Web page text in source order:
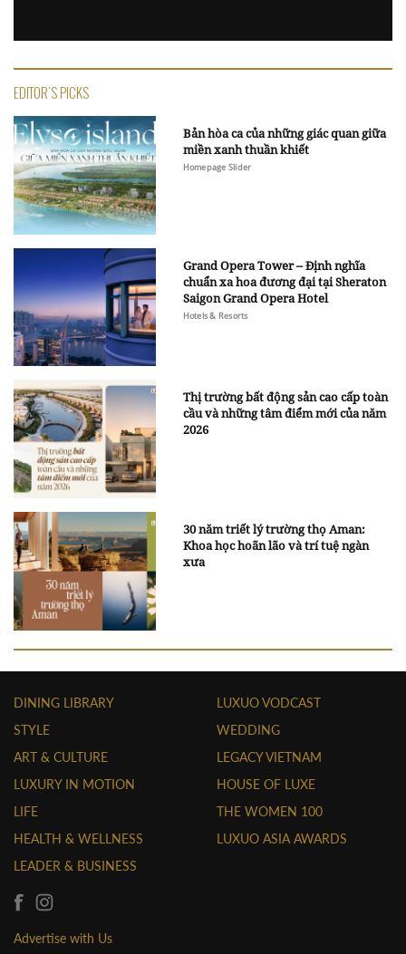
EDITOR'S PICKS
Bản hòa ca của những giác quan giữa
miền xanh thuần khiết
Homepage Slider
Grand Opera Tower – Định nghĩa
chuẩn xa hoa đương đại tại Sheraton
Saigon Grand Opera Hotel
Hotels & Resorts
Thị trường bất động sản cao cấp toàn
cầu và những tâm điểm mới của năm
2026
30 năm triết lý trường thọ Aman:
Khoa học hoãn lão và trí tuệ ngàn
xưa
DINING LIBRARY
STYLE
ART & CULTURE
LUXURY IN MOTION
LIFE
HEALTH & WELLNESS
LEADER & BUSINESS
LUXUO VODCAST
WEDDING
LEGACY VIETNAM
HOUSE OF LUXE
THE WOMEN 100
LUXUO ASIA AWARDS
Advertise with Us